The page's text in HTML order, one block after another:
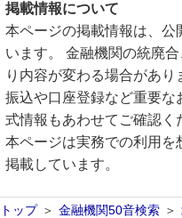
掲載情報について
本ページの掲載情報は、公
います。 金融機関の統廃
り内容が変わる場合があり
振込や口座登録など重要な
式情報もあわせてご確認く
本ページは実務での利用を
掲載しています。
トップ 金融機関50音検索